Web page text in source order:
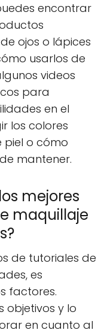
encontrar
ojos o lápices
usarlos de
videos
para
en el
los colores
o cómo
mantener.
mejores
maquillaje
de tutoriales de
es
factores.
objetivos y lo
en cuanto al